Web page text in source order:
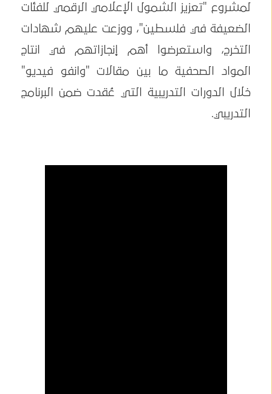
لمشروع "تعزيز الشمول الإعلامي الرقمي للفئات
الضعيفة في فلسطين"، ووزعت عليهم شهادات
التخرج، واستعرضوا أهم إنجازاتهم في انتاج
المواد الصحفية ما بين مقالات "وانفو فيديو"
خلال الدورات التدريبية التي عُقدت ضمن البرنامج
التدريبي.